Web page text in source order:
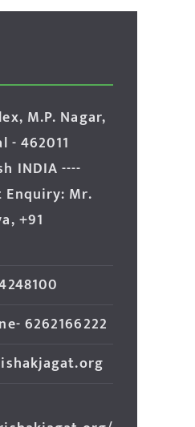
M.P. Nagar,
- 462011
INDIA ----
Mr.
+91
6262166222